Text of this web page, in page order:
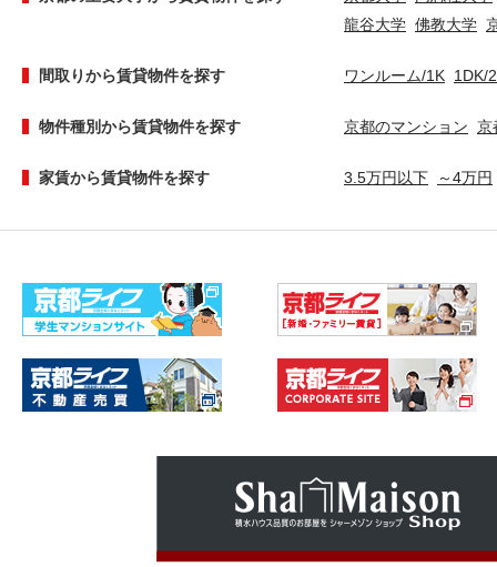
龍谷大学 佛教大学
間取りから賃貸物件を探す ワンルーム/1K 1DK/
物件種別から賃貸物件を探す 京都のマンション 京
家賃から賃貸物件を探す 3.5万円以下 ～4万円